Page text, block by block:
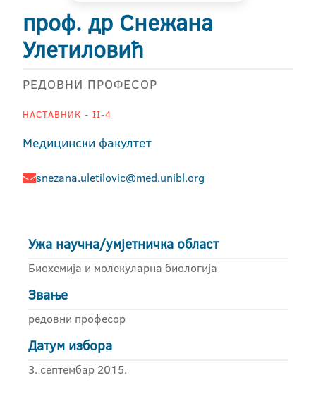
проф. др Снежана
Улетиловић
РЕДОВНИ ПРОФЕСОР
НАСТАВНИК - II-4
Медицински факултет
snezana.uletilovic@med.unibl.org
Ужа научна/умјетничка област
Биохемија и молекуларна биологија
Звање
редовни професор
Датум избора
3. септембар 2015.